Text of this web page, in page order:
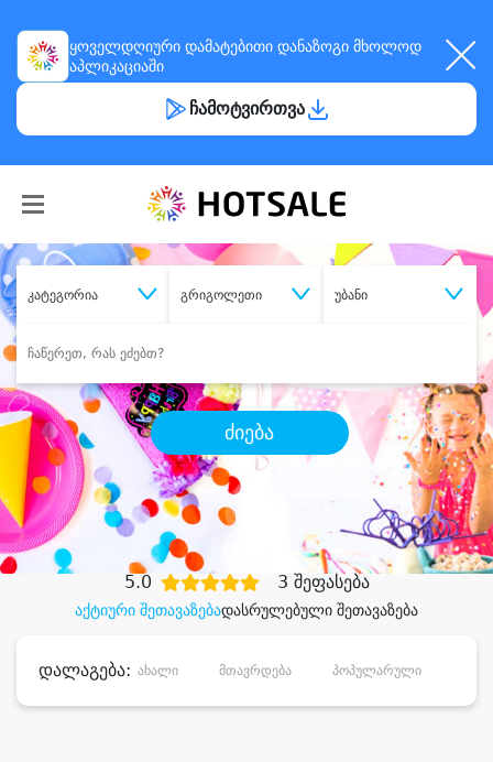
ყოველდღიური დამატებითი დანაზოგი მხოლოდ
აპლიკაციაში
ჩამოტვირთვა
კატეგორია გრიგოლეთი უბანი
ძიება
შეიძინესასურველი მომსახურება
დიდი დანაზოგით
აქტიური შეთავაზებადასრულებული შეთავაზება
5.0 3 შეფასება
დალაგება: ახალი მთავრდება პოპულარული